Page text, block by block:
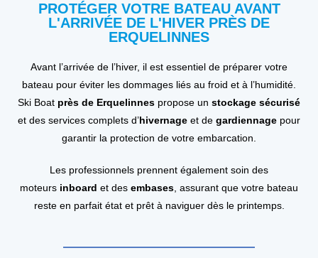
PROTÉGER VOTRE BATEAU AVANT
L'ARRIVÉE DE L'HIVER PRÈS DE
ERQUELINNES
Avant l’arrivée de l’hiver, il est essentiel de préparer votre
bateau pour éviter les dommages liés au froid et à l’humidité.
Ski Boat près de Erquelinnes propose un stockage sécurisé
et des services complets d’hivernage et de gardiennage pour
garantir la protection de votre embarcation.
Les professionnels prennent également soin des
moteurs inboard et des embases, assurant que votre bateau
reste en parfait état et prêt à naviguer dès le printemps.